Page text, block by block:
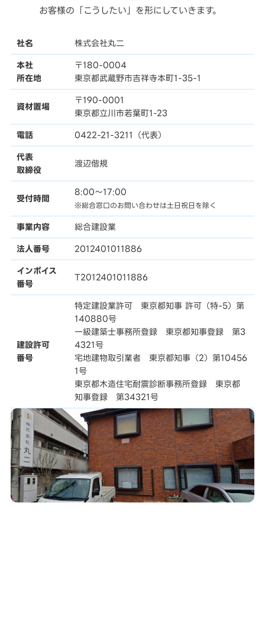
お客様の「こうしたい」を形にしていきます。
社名 株式会社丸二
本社
所在地
〒180-0004
東京都武蔵野市吉祥寺本町1-35-1
資材置場
〒190-0001
東京都立川市若葉町1-23
電話 0422-21-3211（代表）
代表
取締役
渡辺偕規
受付時間
8:00〜17:00
※総合窓口のお問い合わせは土日祝日を除く
事業内容 総合建設業
法人番号 2012401011886
インボイス
番号
T2012401011886
建設許可
番号
特定建設業許可 東京都知事 許可（特-5）第
140880号
一級建築士事務所登録 東京都知事登録 第3
4321号
宅地建物取引業者 東京都知事（2）第10456
1号
東京都木造住宅耐震診断事務所登録 東京都
知事登録 第34321号